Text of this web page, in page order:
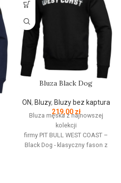
Bluza Black Dog
ON, Bluzy, Bluzy bez kaptura
219,00 zł
Bluza męska z najnowszej
kolekcji
firmy PIT BULL WEST COAST –
Black Dog - klasyczny fason z